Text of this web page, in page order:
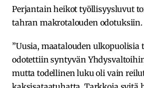
Perjantain heikot työllisyysluvut
tahran makrotalouden odotuksiin.
”Uusia, maatalouden ulkopuolisia
odotettiin syntyvän
mutta todellinen luku oli vain